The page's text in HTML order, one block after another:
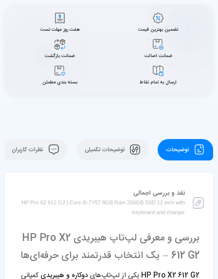
تضمین بهترین قیمت هفت روز مهلت تست
ضمانت اصالت ضمانت بازگشت
ارسال به تمام نقاط بسته بندی مطمئن
توضیحات توضیحات تکمیلی نظرات کاربران
نقد و بررسی اجمالی
HP Pro X2 612 G2 | Core i5-7Y57 8GB Ram 256GB SSD 12 inch with
keyboard and charger
بررسی و معرفی لپ‌تاپ هیبریدی HP Pro X2
612 G2 – یک انتخاب قدرتمند برای حرفه‌ای‌ها
HP Pro X2 612 G2 یکی از لپ‌تاپ‌هایدوکاره و هیبریدی کمپانی